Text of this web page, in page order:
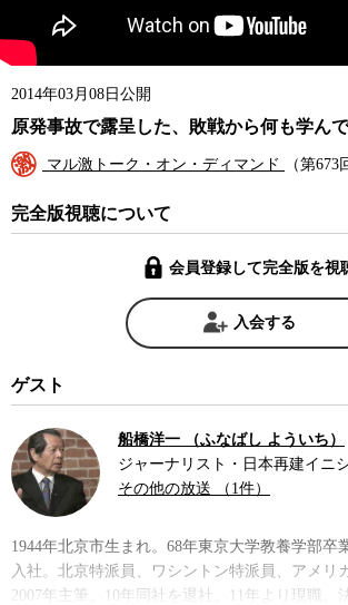
2014年03月08日公開
原発事故で露呈した、敗戦から何も学ん
マル激トーク・オン・ディマンド （第673
完全版視聴について
会員登録して完全版を視
入会する
ゲスト
船橋洋一 （ふなばし よういち）
ジャーナリスト・日本再建イニ
その他の放送 （1件）
1944年北京市生まれ。68年東京大学教養学部卒
入社。北京特派員、ワシントン特派員、アメリ
2007年主筆。10年同社を退社。11年より現職。